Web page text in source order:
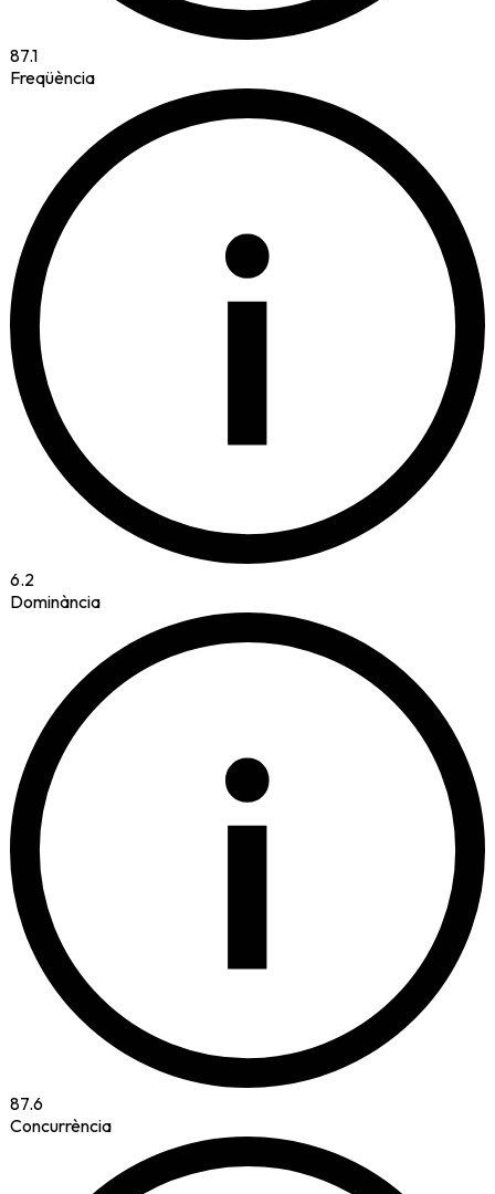
87.1
Freqüència
i
6.2
Dominància
i
87.6
Concurrència